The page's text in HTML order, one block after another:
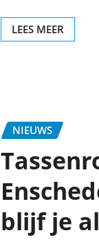
LEES MEER
NIEUWS
blijf je